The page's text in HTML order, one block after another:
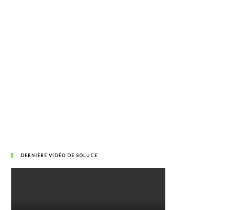
DERNIÈRE VIDÉO DE SOLUCE